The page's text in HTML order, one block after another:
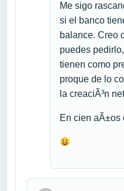
Me sigo
si el banco
balance. Creo
puedes
tienen como
proque de lo
la creaciÃ³n
En cien aÃ±os